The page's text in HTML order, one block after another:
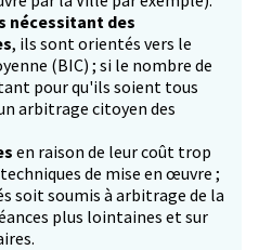
nécessitant des
, ils sont orientés vers le
(BIC) ; si le nombre de
pour qu'ils soient tous
arbitrage citoyen des
en raison de leur coût trop
de mise en œuvre ;
soit soumis à arbitrage de la
plus lointaines et sur